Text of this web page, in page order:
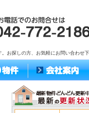
お探しの方、お気軽にお問い合わせ